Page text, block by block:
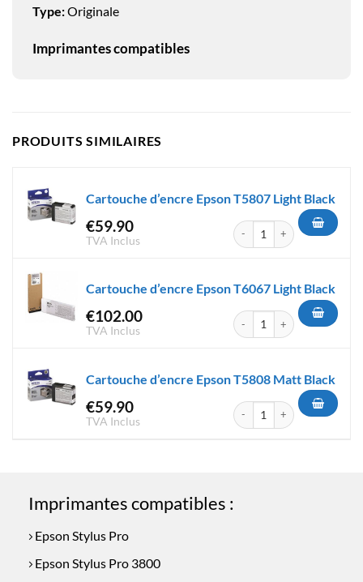
Type:Originale
Imprimantes compatibles
PRODUITS SIMILAIRES
Cartouche d’encre Epson T5807 Light Black
€59.90
TVA Inclus
quantité de Cartouche
Cartouche d’encre Epson T6067 Light Black
€102.00
TVA Inclus
quantité de Cartouche
Cartouche d’encre Epson T5808 Matt Black
€59.90
TVA Inclus
quantité de Cartouche
Imprimantes compatibles :
Epson Stylus Pro
Epson Stylus Pro 3800